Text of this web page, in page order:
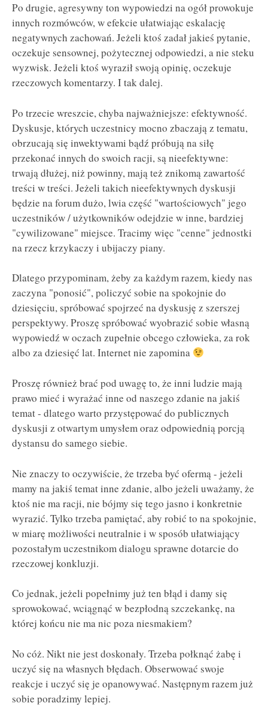
Po drugie, agresywny ton wypowiedzi na ogół prowokuje
innych rozmówców, w efekcie ułatwiając eskalację
negatywnych zachowań. Jeżeli ktoś zadał jakieś pytanie,
oczekuje sensownej, pożytecznej odpowiedzi, a nie steku
wyzwisk. Jeżeli ktoś wyraził swoją opinię, oczekuje
rzeczowych komentarzy. I tak dalej.
Po trzecie wreszcie, chyba najważniejsze: efektywność.
Dyskusje, których uczestnicy mocno zbaczają z tematu,
obrzucają się inwektywami bądź próbują na siłę
przekonać innych do swoich racji, są nieefektywne:
trwają dłużej, niż powinny, mają też znikomą zawartość
treści w treści. Jeżeli takich nieefektywnych dyskusji
będzie na forum dużo, lwia część "wartościowych" jego
uczestników / użytkowników odejdzie w inne, bardziej
"cywilizowane" miejsce. Tracimy więc "cenne" jednostki
na rzecz krzykaczy i ubijaczy piany.
Dlatego przypominam, żeby za każdym razem, kiedy nas
zaczyna "ponosić", policzyć sobie na spokojnie do
dziesięciu, spróbować spojrzeć na dyskusję z szerszej
perspektywy. Proszę spróbować wyobrazić sobie własną
wypowiedź w oczach zupełnie obcego człowieka, za rok
albo za dziesięć lat. Internet nie zapomina
Proszę również brać pod uwagę to, że inni ludzie mają
prawo mieć i wyrażać inne od naszego zdanie na jakiś
temat - dlatego warto przystępować do publicznych
dyskusji z otwartym umysłem oraz odpowiednią porcją
dystansu do samego siebie.
Nie znaczy to oczywiście, że trzeba być ofermą - jeżeli
mamy na jakiś temat inne zdanie, albo jeżeli uważamy, że
ktoś nie ma racji, nie bójmy się tego jasno i konkretnie
wyrazić. Tylko trzeba pamiętać, aby robić to na spokojnie,
w miarę możliwości neutralnie i w sposób ułatwiający
pozostałym uczestnikom dialogu sprawne dotarcie do
rzeczowej konkluzji.
Co jednak, jeżeli popełnimy już ten błąd i damy się
sprowokować, wciągnąć w bezpłodną szczekankę, na
której końcu nie ma nic poza niesmakiem?
No cóż. Nikt nie jest doskonały. Trzeba połknąć żabę i
uczyć się na własnych błędach. Obserwować swoje
reakcje i uczyć się je opanowywać. Następnym razem już
sobie poradzimy lepiej.